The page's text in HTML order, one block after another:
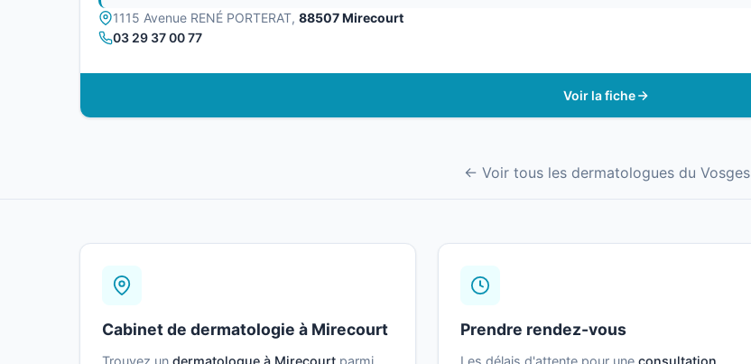
1115 Avenue RENÉ PORTERAT, 88507 Mirecourt
03 29 37 00 77
Voir la fiche
← Voir tous les dermatologues du Vosges
Cabinet de dermatologie à Mirecourt Prendre rendez-vous